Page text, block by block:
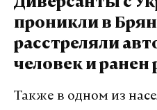
Диверсанты с
проникли в
расстреляли
человек и ранен
Также в одном из